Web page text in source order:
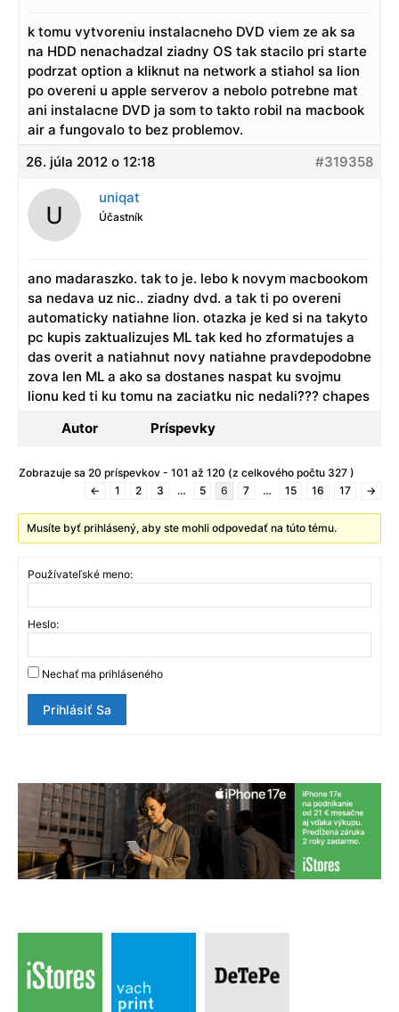
k tomu vytvoreniu instalacneho DVD viem ze ak sa
na HDD nenachadzal ziadny OS tak stacilo pri starte
podrzat option a kliknut na network a stiahol sa lion
po overeni u apple serverov a nebolo potrebne mat
ani instalacne DVD ja som to takto robil na macbook
air a fungovalo to bez problemov.
26. júla 2012 o 12:18
#319358
uniqat
Účastník
ano madaraszko. tak to je. lebo k novym macbookom
sa nedava uz nic.. ziadny dvd. a tak ti po overeni
automaticky natiahne lion. otazka je ked si na takyto
pc kupis zaktualizujes ML tak ked ho zformatujes a
das overit a natiahnut novy natiahne pravdepodobne
zova len ML a ako sa dostanes naspat ku svojmu
lionu ked ti ku tomu na zaciatku nic nedali??? chapes
Autor
Príspevky
Zobrazuje sa 20 príspevkov - 101 až 120 (z celkového počtu 327 )
←
1 2 3 … 5 6 7 … 15 16 17 →
Musíte byť prihlásený, aby ste mohli odpovedať na túto tému.
Používateľské meno:
Heslo:
Nechať ma prihláseného
Prihlásiť Sa